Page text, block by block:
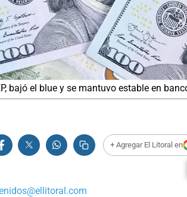
bajó el blue y se mantuvo estable en
+ Agregar El Litoral en